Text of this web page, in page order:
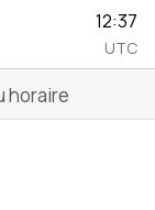
12:37
UTC